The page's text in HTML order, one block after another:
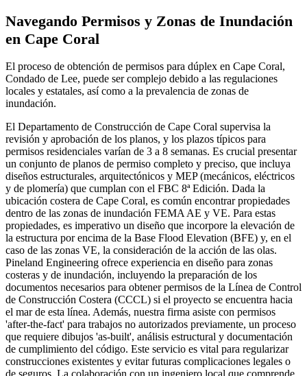
Navegando Permisos y Zonas de Inundación
en Cape Coral
El proceso de obtención de permisos para dúplex en Cape Coral,
Condado de Lee, puede ser complejo debido a las regulaciones
locales y estatales, así como a la prevalencia de zonas de
inundación.
El Departamento de Construcción de Cape Coral supervisa la
revisión y aprobación de los planos, y los plazos típicos para
permisos residenciales varían de 3 a 8 semanas. Es crucial presentar
un conjunto de planos de permiso completo y preciso, que incluya
diseños estructurales, arquitectónicos y MEP (mecánicos, eléctricos
y de plomería) que cumplan con el FBC 8ª Edición. Dada la
ubicación costera de Cape Coral, es común encontrar propiedades
dentro de las zonas de inundación FEMA AE y VE. Para estas
propiedades, es imperativo un diseño que incorpore la elevación de
la estructura por encima de la Base Flood Elevation (BFE) y, en el
caso de las zonas VE, la consideración de la acción de las olas.
Pineland Engineering ofrece experiencia en diseño para zonas
costeras y de inundación, incluyendo la preparación de los
documentos necesarios para obtener permisos de la Línea de Control
de Construcción Costera (CCCL) si el proyecto se encuentra hacia
el mar de esta línea. Además, nuestra firma asiste con permisos
'after-the-fact' para trabajos no autorizados previamente, un proceso
que requiere dibujos 'as-built', análisis estructural y documentación
de cumplimiento del código. Este servicio es vital para regularizar
construcciones existentes y evitar futuras complicaciones legales o